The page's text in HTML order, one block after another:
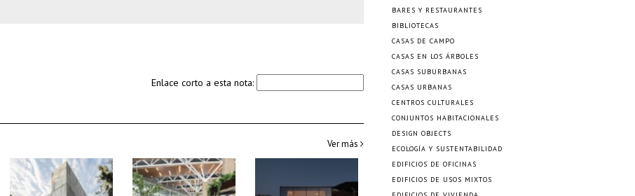
Enlace corto a esta nota:
Ver más
BARES Y RESTAURANTES
BIBLIOTECAS
CASAS DE CAMPO
CASAS EN LOS ÁRBOLES
CASAS SUBURBANAS
CASAS URBANAS
CENTROS CULTURALES
CONJUNTOS HABITACIONALES
DESIGN OBJECTS
ECOLOGÍA Y SUSTENTABILIDAD
EDIFICIOS DE OFICINAS
EDIFICIOS DE USOS MIXTOS